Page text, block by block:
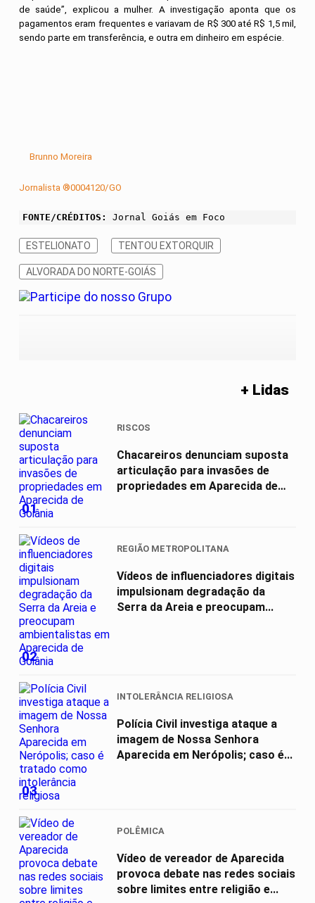
de saúde”, explicou a mulher. A investigação aponta que os
pagamentos eram frequentes e variavam de R$ 300 até R$ 1,5 mil,
sendo parte em transferência, e outra em dinheiro em espécie.
Brunno Moreira
Jornalista ®0004120/GO
FONTE/CRÉDITOS: Jornal Goiás em Foco
ESTELIONATO TENTOU EXTORQUIR
ALVORADA DO NORTE-GOIÁS
+ Lidas
01
RISCOS
Chacareiros denunciam suposta
articulação para invasões de
propriedades em Aparecida de
02
REGIÃO METROPOLITANA
Vídeos de influenciadores digitais
impulsionam degradação da
Serra da Areia e preocupam...
03
INTOLERÂNCIA RELIGIOSA
Polícia Civil investiga ataque a
imagem de Nossa Senhora
Aparecida em Nerópolis; caso é...
POLÊMICA
Vídeo de vereador de Aparecida
provoca debate nas redes sociais
sobre limites entre religião e...